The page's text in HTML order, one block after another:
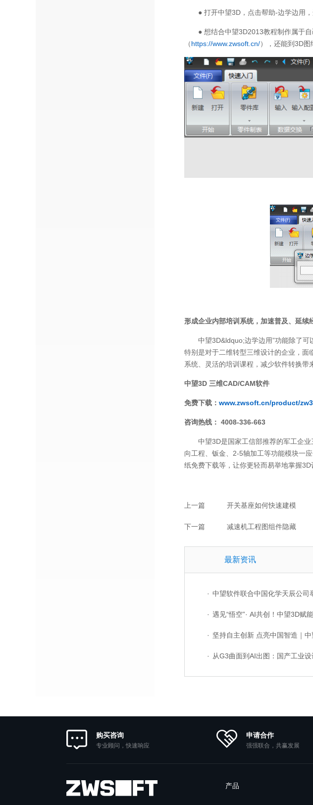
● 打开中望3D，点击帮助-边学边用
● 想结合中望3D2013教程制作属于
（https://www.zwsoft.cn/），还能到3D图
形成企业内部培训系统，加速普及、延续
中望3D&ldquo;边学边用”功能除了
特别是对于二维转型三维设计的企业，面
系统、灵活的培训课程，减少软件转换带
中望3D 三维CAD/CAM软件
免费下载： www.zwsoft.cn/product/
咨询热线： 4008-336-663
中望3D是国家工信部推荐的军工企业
向工程、钣金、2-5轴加工等功能模块一
纸免费下载等，让你更轻而易举地掌握
上一篇 开关基座如何快速建模
下一篇 减速机工程图组件隐藏
最新资讯
· 中望软件联合中国化学天辰公司举办“走进标杆企业”研讨会，共探流程工业数字化创新
· 遇见“悟空”· AI共创！中望3D赋能工业设计国产化与AI创
· 坚持自主创新 点亮中国智造｜中望软件亮相第十届中国网络版权保护与发
· 从G3曲面到AI出图：国产工业设计软件的硬实力到底怎么样
购买咨询
专业顾问，快速响应
申请合作
强强联合，共赢发展
产品